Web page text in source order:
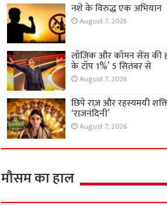
नशे के विरुद्ध एक अभियान
August 7, 2026
लॉजिक और कॉमन सेंस की
के टॉप 1%’ 5 सितंबर से
August 7, 2026
छिपे राज़ और रहस्यमयी
‘राजनंदिनी’
August 7, 2026
मौसम का हाल